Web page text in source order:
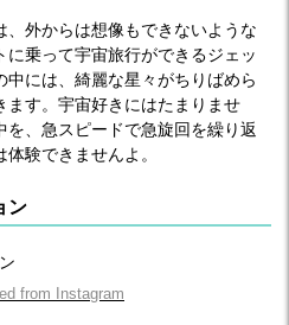
外からは想像もできないような
に乗って宇宙旅行ができるジェッ
中には、綺麗な星々がちりばめら
す。宇宙好きにはたまりませ
を、急スピードで急旋回を繰り返
験できませんよ。
ン
from Instagram